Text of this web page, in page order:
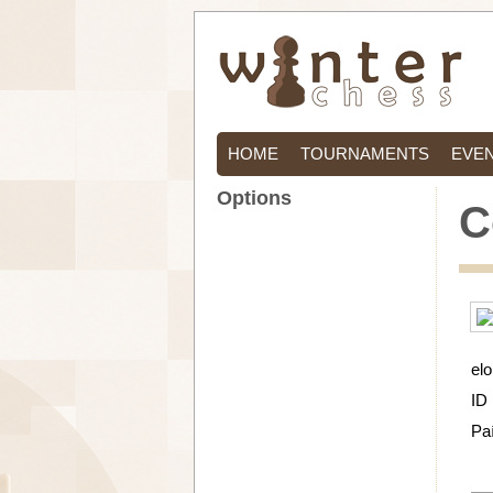
HOME TOURNAMENTS
elo
Options